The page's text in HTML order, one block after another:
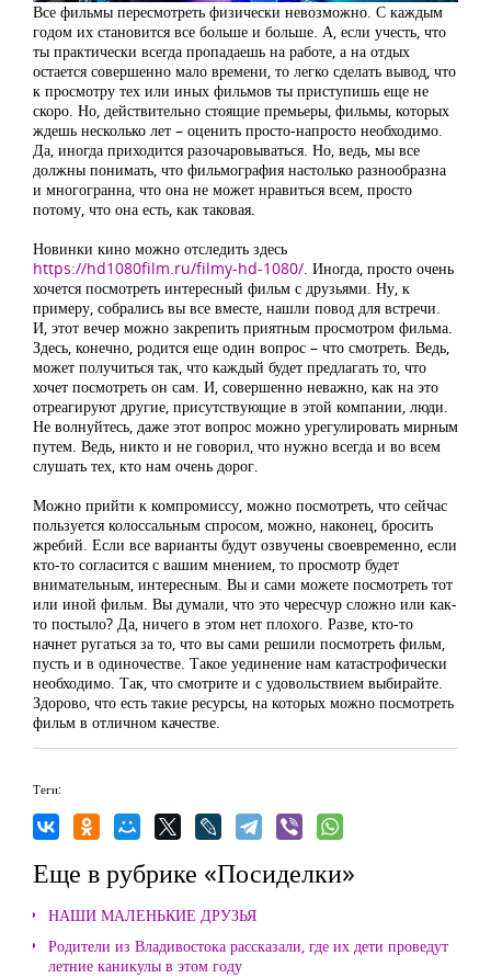
Все фильмы пересмотреть физически невозможно. С каждым
годом их становится все больше и больше. А, если учесть, что
ты практически всегда пропадаешь на работе, а на отдых
остается совершенно мало времени, то легко сделать вывод, что
к просмотру тех или иных фильмов ты приступишь еще не
скоро. Но, действительно стоящие премьеры, фильмы, которых
ждешь несколько лет – оценить просто-напросто необходимо.
Да, иногда приходится разочаровываться. Но, ведь, мы все
должны понимать, что фильмография настолько разнообразна
и многогранна, что она не может нравиться всем, просто
потому, что она есть, как таковая.
Новинки кино можно отследить здесь
https://hd1080film.ru/filmy-hd-1080/. Иногда, просто очень
хочется посмотреть интересный фильм с друзьями. Ну, к
примеру, собрались вы все вместе, нашли повод для встречи.
И, этот вечер можно закрепить приятным просмотром фильма.
Здесь, конечно, родится еще один вопрос – что смотреть. Ведь,
может получиться так, что каждый будет предлагать то, что
хочет посмотреть он сам. И, совершенно неважно, как на это
отреагируют другие, присутствующие в этой компании, люди.
Не волнуйтесь, даже этот вопрос можно урегулировать мирным
путем. Ведь, никто и не говорил, что нужно всегда и во всем
слушать тех, кто нам очень дорог.
Можно прийти к компромиссу, можно посмотреть, что сейчас
пользуется колоссальным спросом, можно, наконец, бросить
жребий. Если все варианты будут озвучены своевременно, если
кто-то согласится с вашим мнением, то просмотр будет
внимательным, интересным. Вы и сами можете посмотреть тот
или иной фильм. Вы думали, что это чересчур сложно или как-
то постыло? Да, ничего в этом нет плохого. Разве, кто-то
начнет ругаться за то, что вы сами решили посмотреть фильм,
пусть и в одиночестве. Такое уединение нам катастрофически
необходимо. Так, что смотрите и с удовольствием выбирайте.
Здорово, что есть такие ресурсы, на которых можно посмотреть
фильм в отличном качестве.
Теги:
Еще в рубрике «Посиделки»
НАШИ МАЛЕНЬКИЕ ДРУЗЬЯ
Родители из Владивостока рассказали, где их дети проведут
летние каникулы в этом году